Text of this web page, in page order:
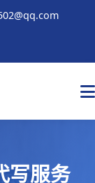
写服务